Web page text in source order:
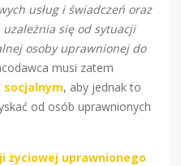
usług i świadczeń oraz
uzależnia się od sytuacji
osoby uprawnionej do
musi zatem
, aby jednak to
od osób uprawnionych
życiowej uprawnionego